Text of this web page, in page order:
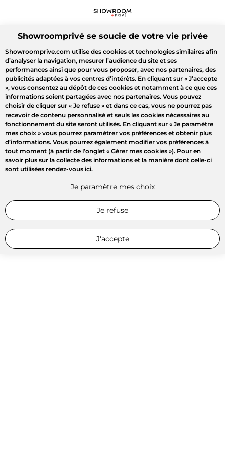
Showroomprivé se soucie de votre vie privée
Showroomprive.com utilise des cookies et technologies similaires afin
d’analyser la navigation, mesurer l’audience du site et ses
performances ainsi que pour vous proposer, avec nos partenaires, des
publicités adaptées à vos centres d’intérêts. En cliquant sur « J’accepte
», vous consentez au dépôt de ces cookies et notamment à ce que ces
informations soient partagées avec nos partenaires. Vous pouvez
choisir de cliquer sur « Je refuse » et dans ce cas, vous ne pourrez pas
recevoir de contenu personnalisé et seuls les cookies nécessaires au
fonctionnement du site seront utilisés. En cliquant sur « Je paramètre
mes choix » vous pourrez paramétrer vos préférences et obtenir plus
d’informations. Vous pourrez également modifier vos préférences à
tout moment (à partir de l’onglet « Gérer mes cookies »). Pour en
savoir plus sur la collecte des informations et la manière dont celle-ci
sont utilisées rendez-vous ici.
Je paramètre mes choix
Je refuse
J'accepte